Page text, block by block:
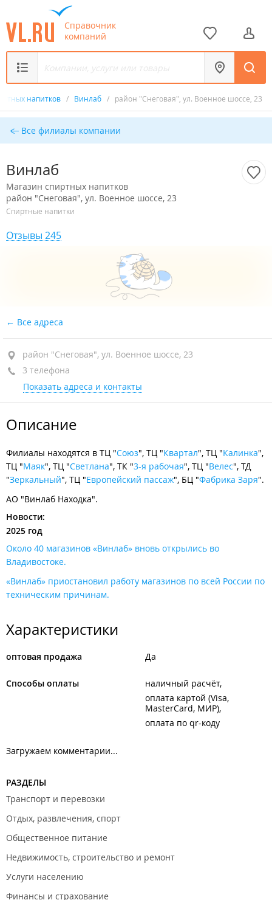
Справочник
компаний
напитков / Винлаб / район "Снеговая", ул. Военное шоссе, 23
Все филиалы компании
Винлаб
Магазин спиртных напитков
район "Снеговая", ул. Военное шоссе, 23
Спиртные напитки
Отзывы 245
Все адреса
район "Снеговая", ул. Военное шоссе, 23
3 телефона
Показать адреса и контакты
Описание
Филиалы находятся в ТЦ "Союз", ТЦ "Квартал", ТЦ "Калинка",
ТЦ "Маяк", ТЦ "Светлана", ТК "3-я рабочая", ТЦ "Велес", ТД
"Зеркальный", ТЦ "Европейский пассаж", БЦ "Фабрика Заря".
АО "Винлаб Находка".
Новости:
2025 год
Около 40 магазинов «Винлаб» вновь открылись во
Владивостоке.
«Винлаб» приостановил работу магазинов по всей России по
техническим причинам.
Характеристики
оптовая продажа Да
Способы оплаты
наличный расчёт
оплата картой (Visa,
MasterCard, МИР)
оплата по qr-коду
Загружаем комментарии...
РАЗДЕЛЫ
Транспорт и перевозки
Отдых, развлечения, спорт
Общественное питание
Недвижимость, строительство и ремонт
Услуги населению
Финансы и страхование